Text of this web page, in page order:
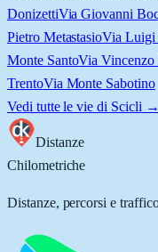
DonizettiVia Giovanni
Pietro MetastasioVia Luigi
Monte SantoVia
TrentoVia Monte Sabotino
Vedi tutte le vie di Scicli →
Distanze
Chilometriche
Distanze, percorsi e